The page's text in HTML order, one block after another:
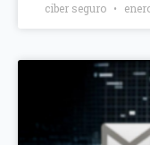
ciber seguro